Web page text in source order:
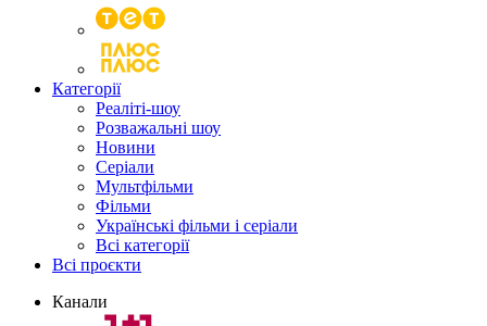
Категорії
Реаліті-шоу
Розважальні шоу
Новини
Серіали
Мультфільми
Фільми
Українські фільми і серіали
Всі категорії
Всі проєкти
Канали